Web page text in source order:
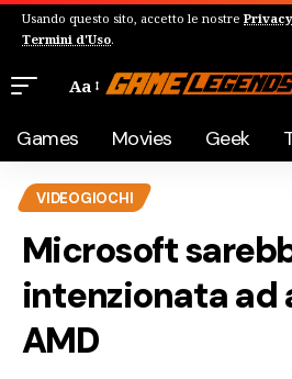
Usando questo sito, accetto le nostre
Termini d'Uso.
Aa
Games Movies Geek
VIDEOGIOCHI
Microsoft
intenzionata ad
AMD